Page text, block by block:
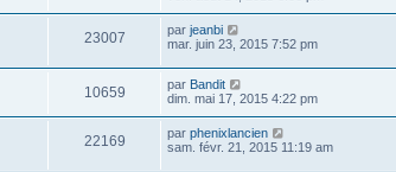
23007 par jeanbi
mar. juin 23, 2015 7:52 pm
10659 par Bandit
dim. mai 17, 2015 4:22 pm
22169 par phenixlancien
sam. févr. 21, 2015 11:19 am